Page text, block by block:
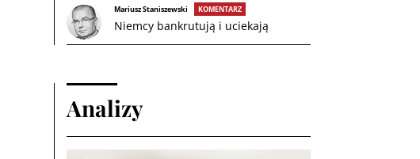
Mariusz Staniszewski KOMENTARZ
Niemcy bankrutują i uciekają
Analizy